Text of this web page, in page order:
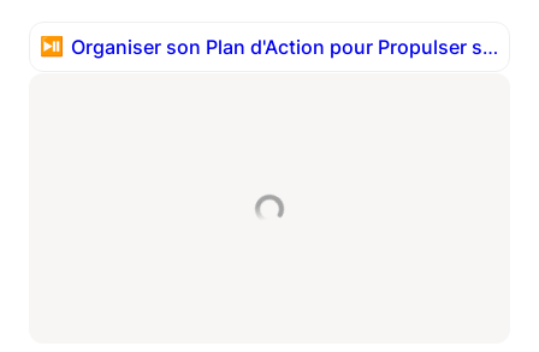
⏯️ Organiser son Plan d'Action pour Propulser sa Croissance -